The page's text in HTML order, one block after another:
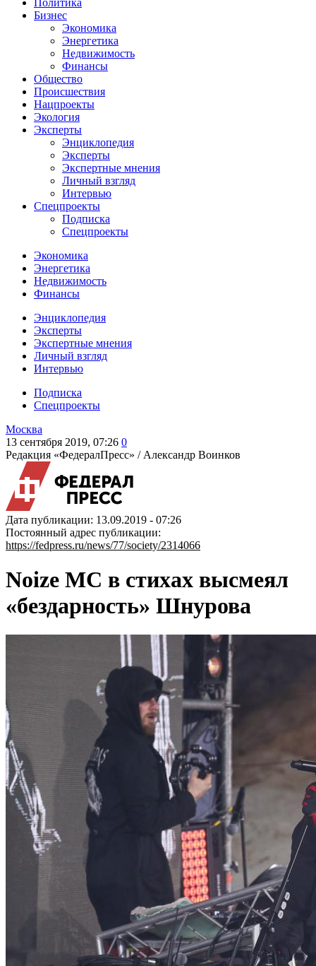
Политика
Бизнес
Экономика
Энергетика
Недвижимость
Финансы
Общество
Происшествия
Нацпроекты
Экология
Эксперты
Энциклопедия
Эксперты
Экспертные мнения
Личный взгляд
Интервью
Спецпроекты
Подписка
Спецпроекты
Экономика
Энергетика
Недвижимость
Финансы
Энциклопедия
Эксперты
Экспертные мнения
Личный взгляд
Интервью
Подписка
Спецпроекты
Москва
13 сентября 2019, 07:26 0
Редакция «ФедералПресс» / Александр Воинков
Дата публикации: 13.09.2019 - 07:26
Постоянный адрес публикации:
https://fedpress.ru/news/77/society/2314066
Noize MC в стихах высмеял
«бездарность» Шнурова